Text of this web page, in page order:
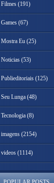
Filmes (191)
Games (67)
Mostra Eu (25)
Noticias (53)
Publieditoriais (125)
Seu Lunga (48)
Tecnologia (8)
imagens (2154)
videos (1114)